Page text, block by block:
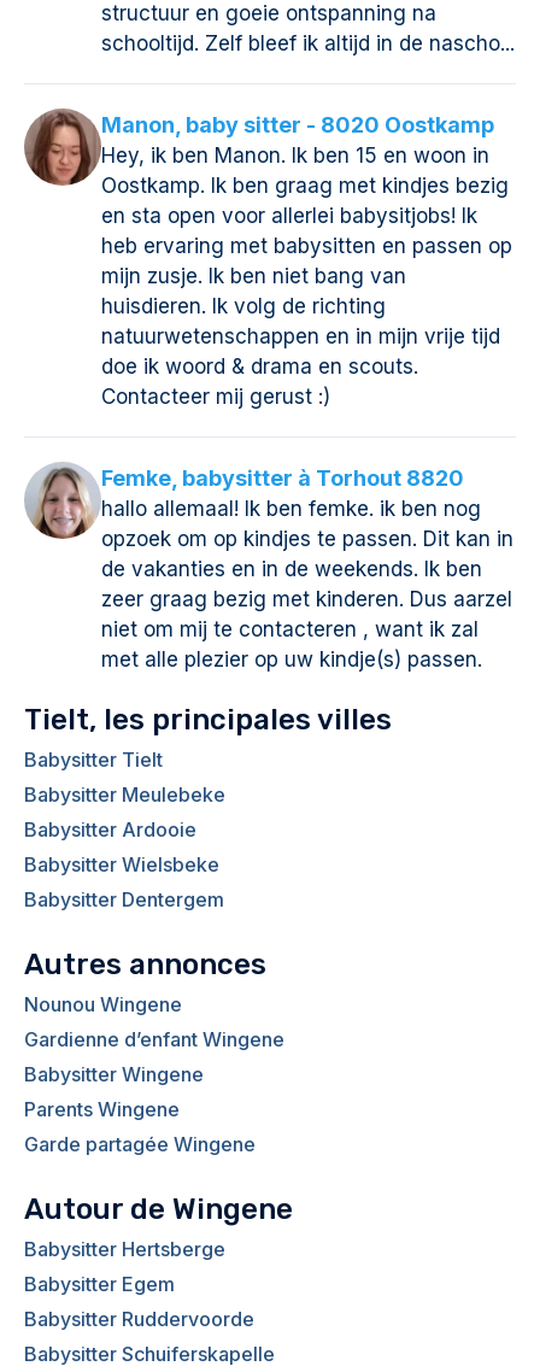
structuur en goeie ontspanning na
schooltijd. Zelf bleef ik altijd in de nascho...
Manon, baby sitter - 8020 Oostkamp
Hey, ik ben Manon. Ik ben 15 en woon in
Oostkamp. Ik ben graag met kindjes bezig
en sta open voor allerlei babysitjobs! Ik
heb ervaring met babysitten en passen op
mijn zusje. Ik ben niet bang van
huisdieren. Ik volg de richting
natuurwetenschappen en in mijn vrije tijd
doe ik woord & drama en scouts.
Contacteer mij gerust :)
Femke, babysitter à Torhout 8820
hallo allemaal! Ik ben femke. ik ben nog
opzoek om op kindjes te passen. Dit kan in
de vakanties en in de weekends. Ik ben
zeer graag bezig met kinderen. Dus aarzel
niet om mij te contacteren , want ik zal
met alle plezier op uw kindje(s) passen.
Tielt, les principales villes
Babysitter Tielt
Babysitter Meulebeke
Babysitter Ardooie
Babysitter Wielsbeke
Babysitter Dentergem
Autres annonces
Nounou Wingene
Gardienne d’enfant Wingene
Babysitter Wingene
Parents Wingene
Garde partagée Wingene
Autour de Wingene
Babysitter Hertsberge
Babysitter Egem
Babysitter Ruddervoorde
Babysitter Schuiferskapelle